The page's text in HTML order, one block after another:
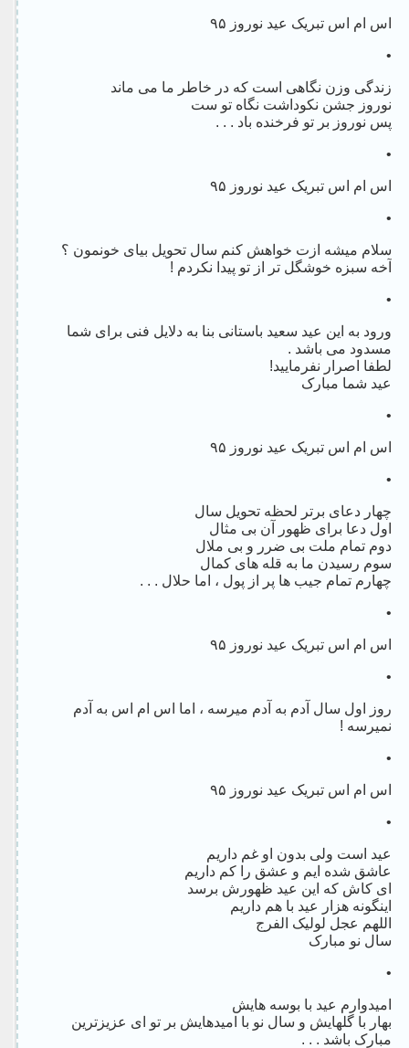
اس ام اس تبریک عید نوروز ۹۵
•
زندگی وزن نگاهی است که در خاطر ما می ماند
نوروز جشن نکوداشت نگاه تو ست
پس نوروز بر تو فرخنده باد . . .
•
اس ام اس تبریک عید نوروز ۹۵
•
سلام میشه ازت خواهش کنم سال تحویل بیای خونمون ؟
آخه سبزه خوشگل تر از تو پیدا نکردم !
•
ورود به این عید سعید باستانی بنا به دلایل فنی برای شما
مسدود می باشد .
لطفا اصرار نفرمایید!
عید شما مبارک
•
اس ام اس تبریک عید نوروز ۹۵
•
چهار دعای برتر لحظه تحویل سال
اول دعا برای ظهور آن بی مثال
دوم تمام ملت بی ضرر و بی ملال
سوم رسیدن ما به قله های کمال
چهارم تمام جیب ها پر از پول ، اما حلال . . .
•
اس ام اس تبریک عید نوروز ۹۵
•
روز اول سال آدم به آدم میرسه ، اما اس ام اس به آدم
نمیرسه !
•
اس ام اس تبریک عید نوروز ۹۵
•
عید است ولی بدون او غم داریم
عاشق شده ایم و عشق را کم داریم
ای کاش که این عید ظهورش برسد
اینگونه هزار عید با هم داریم
اللهم عجل لولیک الفرج
سال نو مبارک
•
امیدوارم عید با بوسه هایش
بهار با گلهایش و سال نو با امیدهایش بر تو ای عزیزترین
مبارک باشد . . .